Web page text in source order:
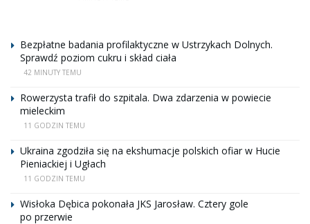
Bezpłatne badania profilaktyczne w Ustrzykach Dolnych.
Sprawdź poziom cukru i skład ciała
42 MINUTY TEMU
Rowerzysta trafił do szpitala. Dwa zdarzenia w powiecie
mieleckim
11 GODZIN TEMU
Ukraina zgodziła się na ekshumacje polskich ofiar w Hucie
Pieniackiej i Ugłach
11 GODZIN TEMU
Wisłoka Dębica pokonała JKS Jarosław. Cztery gole
po przerwie